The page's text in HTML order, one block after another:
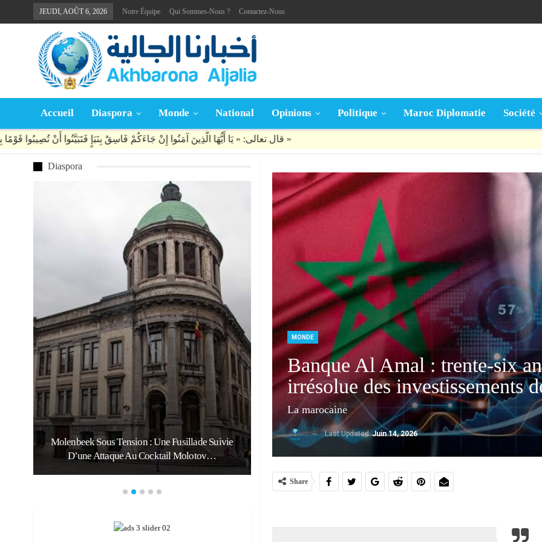
JEUDI, AOÛT 6, 2026 Notre Équipe Qui Sommes-Nous ? Contactez-Nous
Accueil Diaspora Monde National Opinions Politique Maroc Diplomatie Société
MONDE
Banque Al Amal : trente-six
irrésolue des investissements
La marocaine
Last UpdatedJuin 14, 2026
Share
Diaspora
Molenbeek Sous Tension : Une Fusillade Suivie
D’une Attaque Au Cocktail Molotov…
Marocains Du Monde : Le Maroc Investit-Il
Suffisamment Dans Les Enfants De Sa…